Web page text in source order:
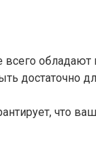
обладают
достаточно
что